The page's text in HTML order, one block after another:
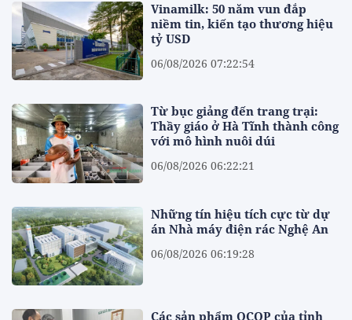
Vinamilk: 50 năm vun đắp
niềm tin, kiến tạo thương hiệu
tỷ USD
06/08/2026 07:22:54
Từ bục giảng đến trang trại:
Thầy giáo ở Hà Tĩnh thành công
với mô hình nuôi dúi
06/08/2026 06:22:21
Những tín hiệu tích cực từ dự
án Nhà máy điện rác Nghệ An
06/08/2026 06:19:28
Các sản phẩm OCOP của tỉnh